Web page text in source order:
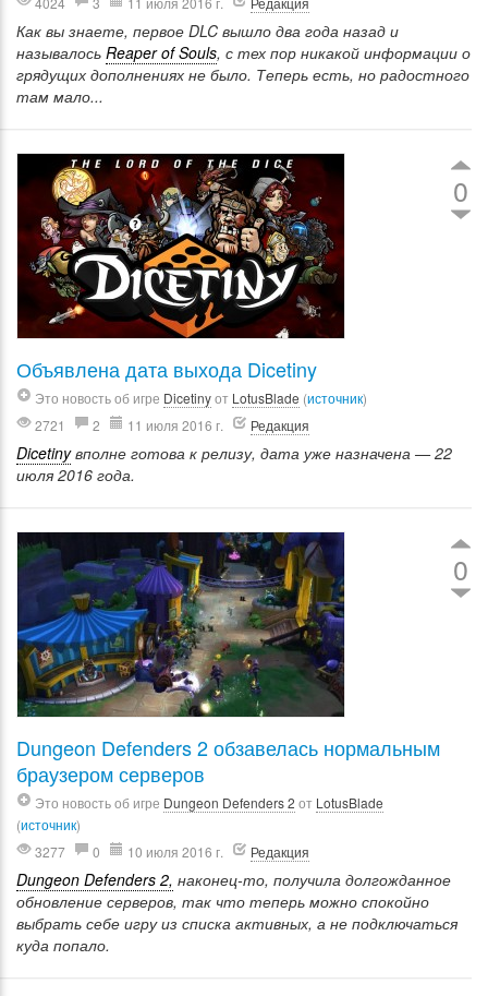
Как вы знаете, первое DLC вышло два года назад и
называлось Reaper of Souls, с тех пор никакой информации о
грядущих дополнениях не было. Теперь есть, но радостного
там мало...
0
Объявлена дата выхода Dicetiny
Это новость об игре Dicetinyот LotusBlade (источник)
2721
2 11 июля 2016 г. Редакция
Dicetinyвполне готова к релизу, дата уже назначена — 22
июля 2016 года.
0
Dungeon Defenders 2 обзавелась нормальным
браузером серверов
Это новость об игре Dungeon Defenders 2 от LotusBlade
(источник)
3277
0 10 июля 2016 г. Редакция
Dungeon Defenders 2, наконец-то, получила долгожданное
обновление серверов, так что теперь можно спокойно
выбрать себе игру из списка активных, а не подключаться
куда попало.